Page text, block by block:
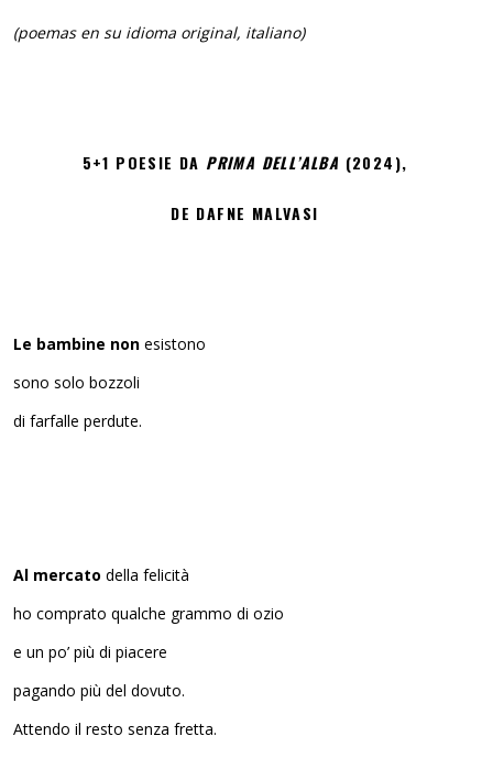
(poemas en su idioma original, italiano)
5+1 POESIE DA PRIMA DELL’ALBA (2024),
DE DAFNE MALVASI
Le bambine non esistono
sono solo bozzoli
di farfalle perdute.
Al mercato della felicità
ho comprato qualche grammo di ozio
e un po’ più di piacere
pagando più del dovuto.
Attendo il resto senza fretta.